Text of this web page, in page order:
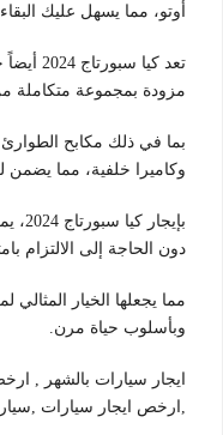
أوتو، مما يسهل عليك
تعد
مزودة بمجموعة متكاملة
بما في ذلك مكابح الطوارئ
وكاميرا خلفية، مما يضمن
دون الحاجة إلى الالتزام
مما يجعلها الخيار
وبأسلوب حياة مرن.
ايجار سيارات بالشهر ,
,ارخص ايجار سيارات